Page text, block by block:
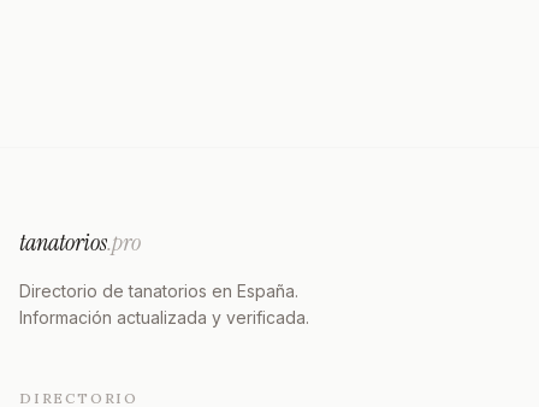
tanatorios.pro
Directorio de tanatorios en España.
Información actualizada y verificada.
DIRECTORIO